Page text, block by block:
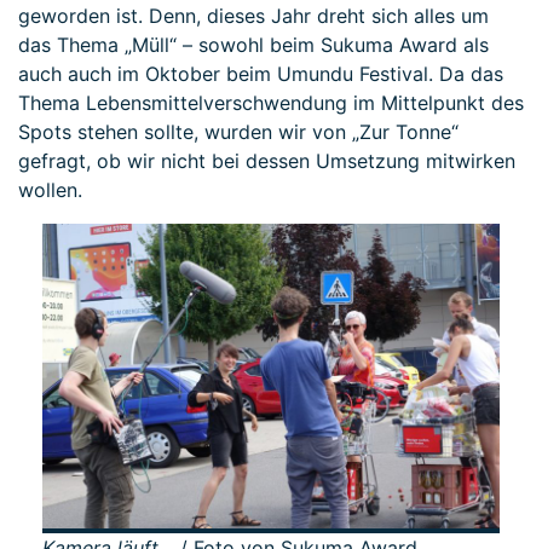
geworden ist. Denn, dieses Jahr dreht sich alles um
das Thema „Müll“ – sowohl beim Sukuma Award als
auch auch im Oktober beim Umundu Festival. Da das
Thema Lebensmittelverschwendung im Mittelpunkt des
Spots stehen sollte, wurden wir von „Zur Tonne“
gefragt, ob wir nicht bei dessen Umsetzung mitwirken
wollen.